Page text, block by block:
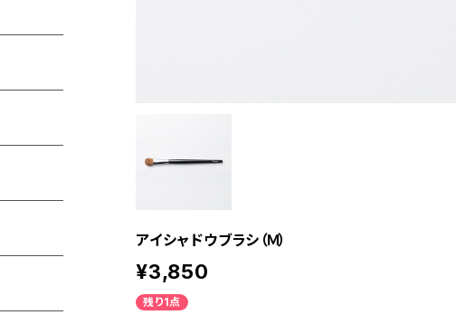
アイシャドウブラシ（Ｍ）
¥3,850
残り1点